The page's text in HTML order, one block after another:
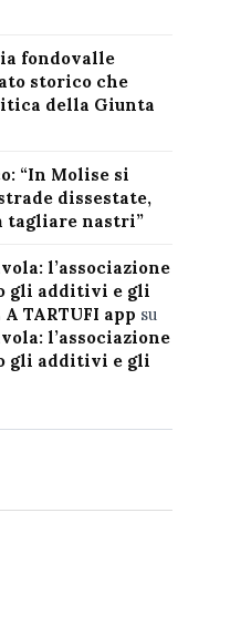
fondovalle
storico che
della Giunta
“In Molise si
dissestate,
tagliare nastri”
l’associazione
gli additivi e gli
TARTUFI app su
l’associazione
gli additivi e gli